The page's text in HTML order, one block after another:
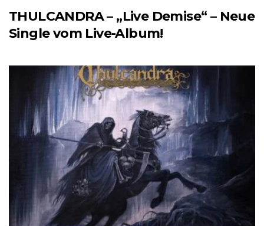
THULCANDRA – „Live Demise“ – Neue
Single vom Live-Album!